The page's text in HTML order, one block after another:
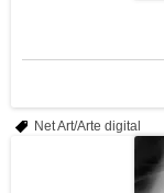
Net Art/Arte digital